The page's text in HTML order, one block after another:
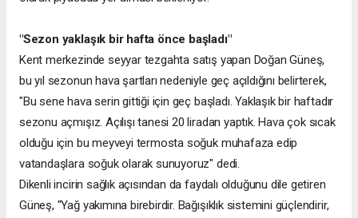
"Sezon yaklaşık bir hafta önce başladı"
Kent merkezinde seyyar tezgahta satış yapan Doğan Güneş,
bu yıl sezonun hava şartları nedeniyle geç açıldığını belirterek,
"Bu sene hava serin gittiği için geç başladı. Yaklaşık bir haftadır
sezonu açmışız. Açılışı tanesi 20 liradan yaptık. Hava çok sıcak
olduğu için bu meyveyi termosta soğuk muhafaza edip
vatandaşlara soğuk olarak sunuyoruz" dedi.
Dikenli incirin sağlık açısından da faydalı olduğunu dile getiren
Güneş, "Yağ yakımına birebirdir. Bağışıklık sistemini güçlendirir,